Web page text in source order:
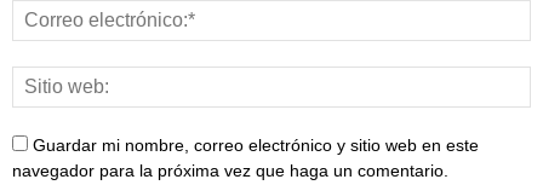
Guardar mi nombre, correo electrónico y sitio web en este
navegador para la próxima vez que haga un comentario.